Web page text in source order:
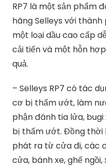
RP7 là một sản phẩm
hãng Selleys với
một loại dầu cao cấp
cải tiến và một hỗn
quả.
– Selleys RP7 có tác
cơ bị thấm ướt, làm
phận đánh tia lửa,
bị thấm ướt. Đồng thời
phát ra từ cửa đi, các
cửa, bánh xe, ghế